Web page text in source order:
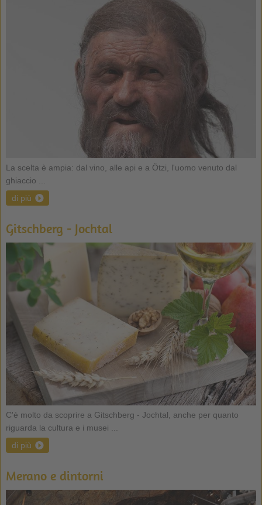
La scelta è ampia: dal vino, alle api e a Ötzi, l'uomo venuto dal
ghiaccio ...
di più
Gitschberg - Jochtal
C'è molto da scoprire a Gitschberg - Jochtal, anche per quanto
riguarda la cultura e i musei ...
di più
Merano e dintorni